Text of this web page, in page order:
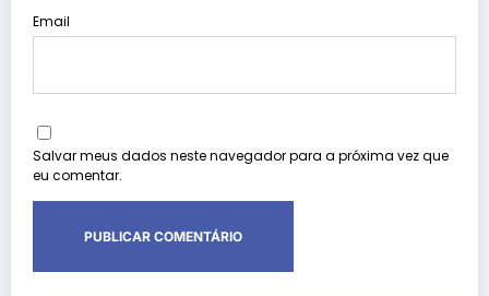
Email
Salvar meus dados neste navegador para a próxima vez que
eu comentar.